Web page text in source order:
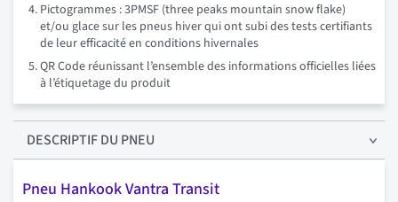
Pictogrammes : 3PMSF (three peaks mountain snow flake)
et/ou glace sur les pneus hiver qui ont subi des tests certifiants
de leur efficacité en conditions hivernales
QR Code réunissant l’ensemble des informations officielles liées
à l’étiquetage du produit
DESCRIPTIFDU PNEU
Pneu Hankook Vantra Transit